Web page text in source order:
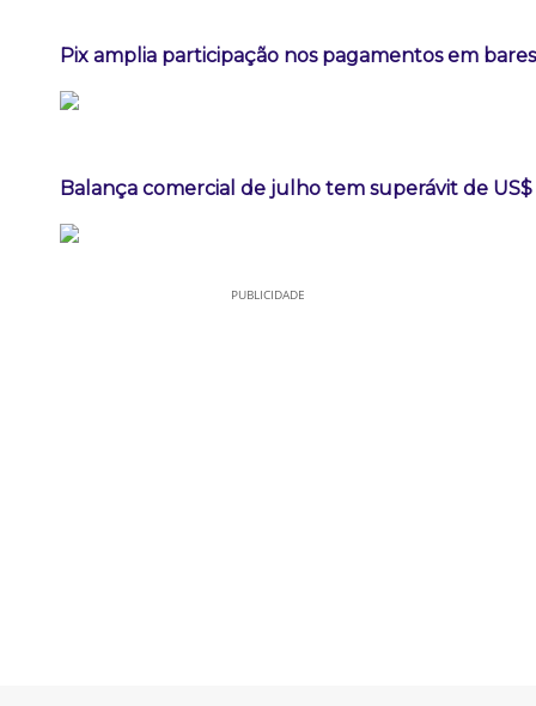
Pix amplia participação nos pagamentos em
Balança comercial de julho tem superávit de
PUBLICIDADE